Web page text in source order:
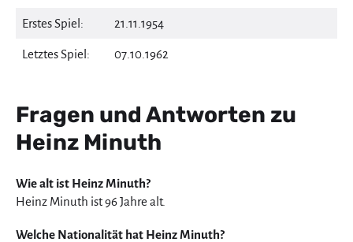
Erstes Spiel: 21.11.1954
Letztes Spiel: 07.10.1962
Fragen und Antworten zu
Heinz Minuth
Wie alt ist Heinz Minuth?
Heinz Minuth ist 96 Jahre alt.
Welche Nationalität hat Heinz Minuth?